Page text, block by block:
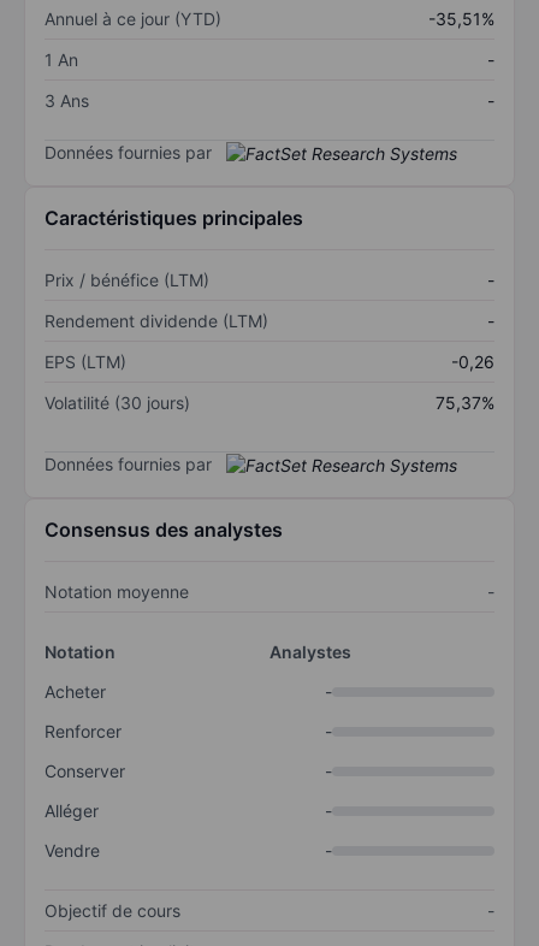
Annuel à ce jour (YTD)
-35,51%
1 An
-
3 Ans
-
Données fournies par
Caractéristiques principales
Prix / bénéfice (LTM)
-
Rendement dividende (LTM)
-
EPS (LTM)
-0,26
Volatilité (30 jours)
75,37%
Données fournies par
Consensus des analystes
Notation moyenne -
Notation
Analystes
Acheter
-
Renforcer
-
Conserver
-
Alléger
-
Vendre
-
Objectif de cours
-